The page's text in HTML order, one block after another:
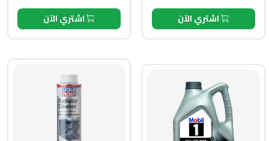
اشتري الآن
اشتري الآن